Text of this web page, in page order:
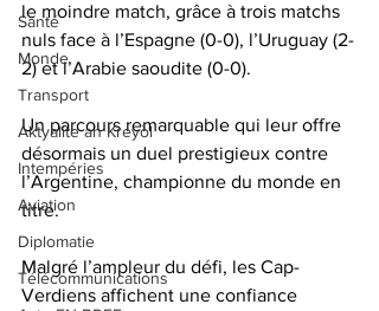
Santé
Monde
Transport
Aktyalite an Kreyòl
Intempéries
Aviation
Diplomatie
Télécommunications
le moindre match, grâce à trois matchs
nuls face à l’Espagne (0-0), l’Uruguay (2-
2) et l’Arabie saoudite (0-0).
Un parcours remarquable qui leur offre
désormais un duel prestigieux contre
l’Argentine, championne du monde en
titre.
Malgré l’ampleur du défi, les Cap-
Verdiens affichent une confiance